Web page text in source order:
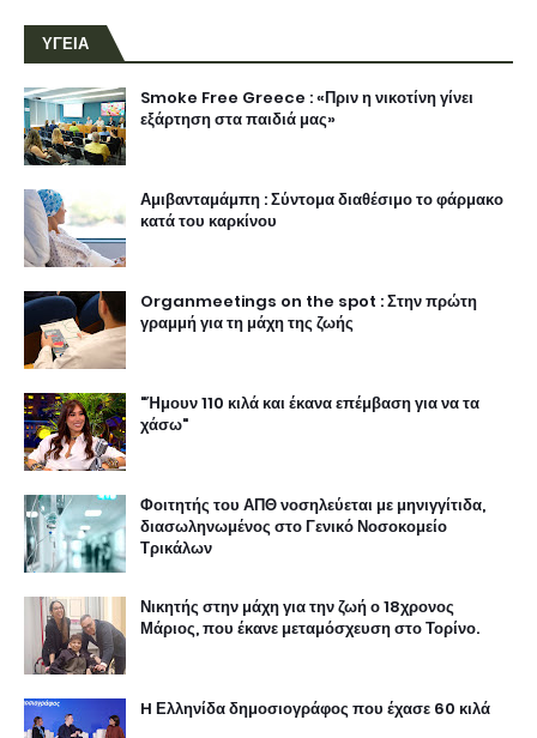
ΥΓΕΙΑ
Smoke Free Greece : «Πριν η νικοτίνη γίνει
εξάρτηση στα παιδιά μας»
Αμιβανταμάμπη : Σύντομα διαθέσιμο το φάρμακο
κατά του καρκίνου
Organmeetings on the spot : Στην πρώτη
γραμμή για τη μάχη της ζωής
"Ήμουν 110 κιλά και έκανα επέμβαση για να τα
χάσω"
Φοιτητής του ΑΠΘ νοσηλεύεται με μηνιγγίτιδα,
διασωληνωμένος στο Γενικό Νοσοκομείο
Τρικάλων
Νικητής στην μάχη για την ζωή ο 18χρονος
Μάριος, που έκανε μεταμόσχευση στο Τορίνο.
H Ελληνίδα δημοσιογράφος που έχασε 60 κιλά